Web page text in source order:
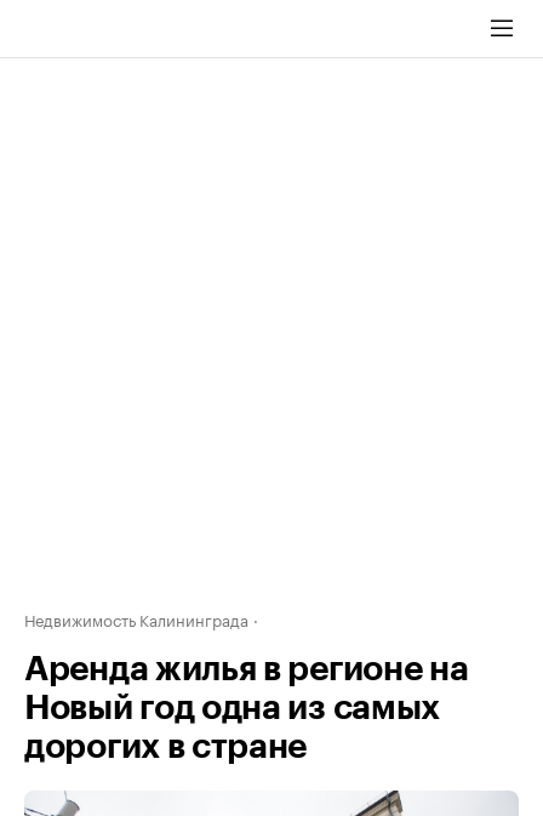
Недвижимость Калининграда
Аренда жилья в регионе на
Новый год одна из самых
дорогих в стране